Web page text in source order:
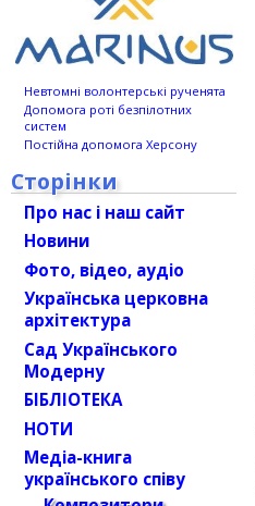
Невтомні волонтерські рученята
Допомога роті безпілотних
систем
Постійна допомога Херсону
Сторінки
Про нас і наш сайт
Новини
Фото, відео, аудіо
Українська церковна
архітектура
Сад Українського
Модерну
БІБЛІОТЕКА
НОТИ
Медіа-книга
українського співу